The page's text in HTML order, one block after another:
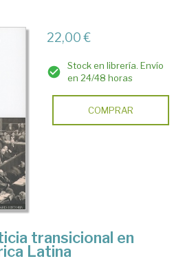
22,00 €
Stock en librería. Envío
en 24/48 horas
COMPRAR
transicional en
Latina